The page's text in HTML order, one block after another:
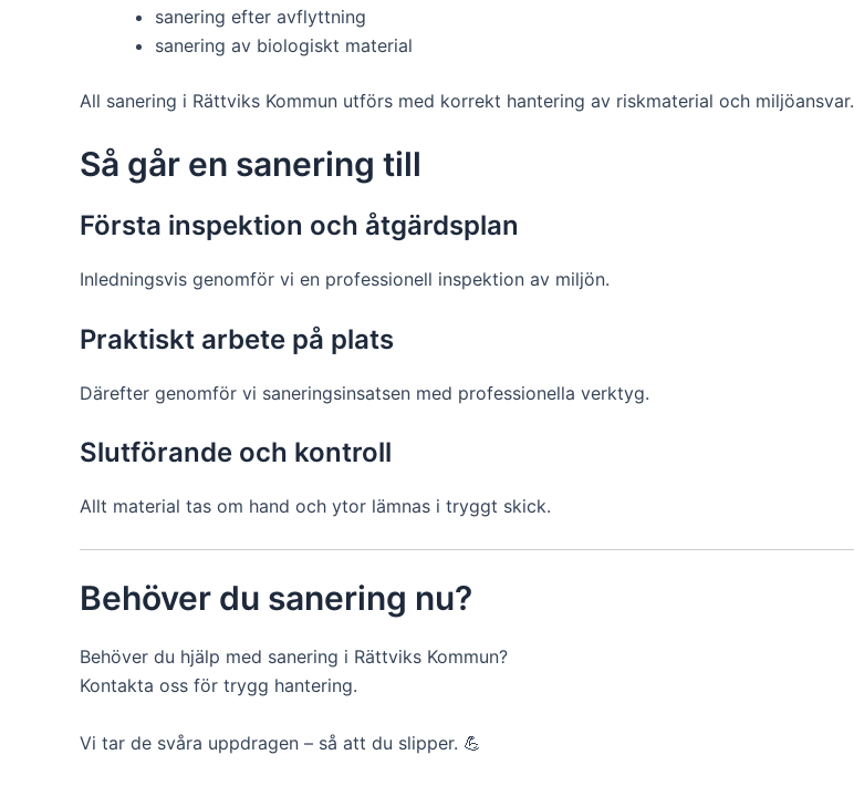
sanering efter avflyttning
sanering av biologiskt material
All sanering i Rättviks Kommun utförs med korrekt hantering av riskmaterial och miljöansvar.
Så går en sanering till
Första inspektion och åtgärdsplan
Inledningsvis genomför vi en professionell inspektion av miljön.
Praktiskt arbete på plats
Därefter genomför vi saneringsinsatsen med professionella verktyg.
Slutförande och kontroll
Allt material tas om hand och ytor lämnas i tryggt skick.
Behöver du sanering nu?
Behöver du hjälp med sanering i Rättviks Kommun?
Kontakta oss för trygg hantering.
Vi tar de svåra uppdragen – så att du slipper. 💪